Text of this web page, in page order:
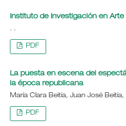
Instituto de Investigación en
. .
PDF
La puesta en escena del
la época republicana
María Clara Beitía, Juan José Beitía,
PDF